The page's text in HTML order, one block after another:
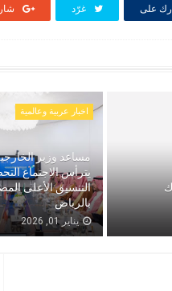
على غرّد
اخبار عربية وعالمية
مساعد وزير
يترأس الاجتماع
التنسيق الأعلى
بالرياض
يناير 01, 2026